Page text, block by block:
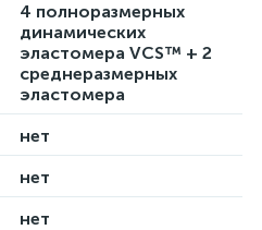
4 полноразмерных
динамических
эластомера VCS™ + 2
среднеразмерных
эластомера
нет
нет
нет